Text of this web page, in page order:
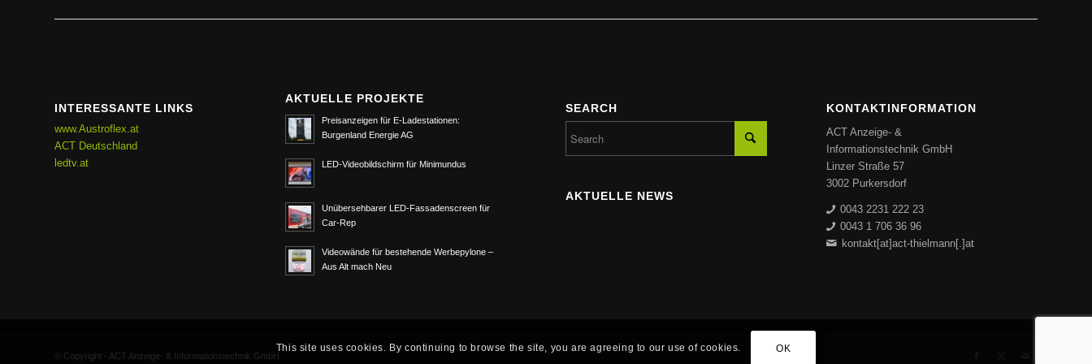
INTERESSANTE LINKS
www.Austroflex.at
ACT Deutschland
ledtv.at
AKTUELLE PROJEKTE
Preisanzeigen für E-Ladestationen:
Burgenland Energie AG
LED-Videobildschirm für Minimundus
Unübersehbarer LED-Fassadenscreen für
Car-Rep
Videowände für bestehende Werbepylone –
Aus Alt mach Neu
SEARCH
AKTUELLE NEWS
KONTAKTINFORMATION
ACT Anzeige- &
Informationstechnik GmbH
Linzer Straße 57
3002 Purkersdorf
0043 2231 222 23
0043 1 706 36 96
kontakt[at]act-thielmann[.]at
© Copyright - ACT Anzeige- & Informationstechnik GmbH
This site uses cookies. By continuing to browse the site, you are agreeing to our use of cookies. OK